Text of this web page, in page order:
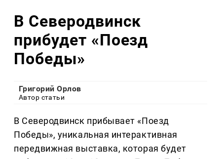
В Северодвинск
прибудет «Поезд
Победы»
Григорий Орлов
Автор статьи
В Северодвинск прибывает «Поезд
Победы», уникальная интерактивная
передвижная выставка, которая будет